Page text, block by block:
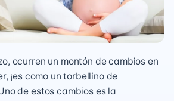
ocurren un montón de cambios en
¡es como un torbellino de
de estos cambios es la